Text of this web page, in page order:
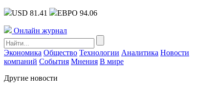
USD 81.41 ЕВРО 94.06
Онлайн журнал
Экономика Общество Технологии Аналитика Новости
компаний События Мнения В мире
Другие новости